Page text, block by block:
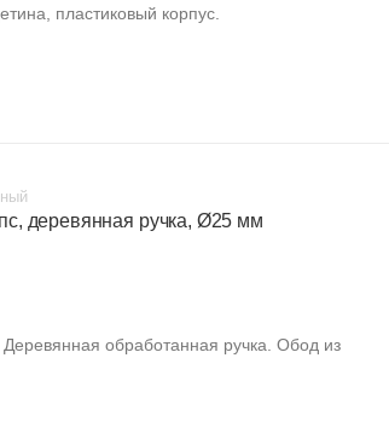
пластиковый корпус.
деревянная ручка, Ø25 мм
обработанная ручка. Обод из